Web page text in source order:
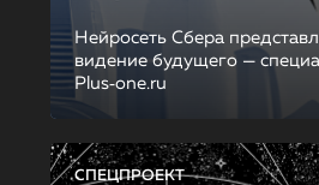
Нейросеть Сбера
видение будущего —
Plus‑one.ru
СПЕЦПРОЕКТ